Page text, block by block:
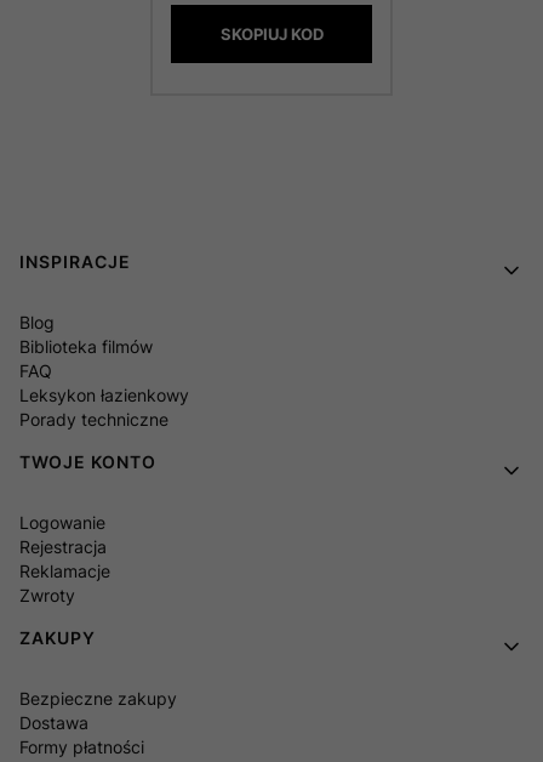
SKOPIUJ KOD
Linki w stopce
INSPIRACJE
Blog
Biblioteka filmów
FAQ
Leksykon łazienkowy
Porady techniczne
TWOJE KONTO
Logowanie
Rejestracja
Reklamacje
Zwroty
ZAKUPY
Bezpieczne zakupy
Dostawa
Formy płatności